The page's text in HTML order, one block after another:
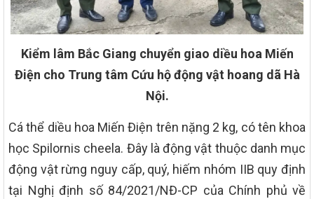
Kiểm lâm Bắc Giang chuyển giao diều hoa Miến
Điện cho Trung tâm Cứu hộ động vật hoang dã Hà
Nội.
Cá thể diều hoa Miến Điện trên nặng 2 kg, có tên khoa
học Spilornis cheela. Đây là động vật thuộc danh mục
động vật rừng nguy cấp, quý, hiếm nhóm IIB quy định
tại Nghị định số 84/2021/NĐ-CP của Chính phủ về